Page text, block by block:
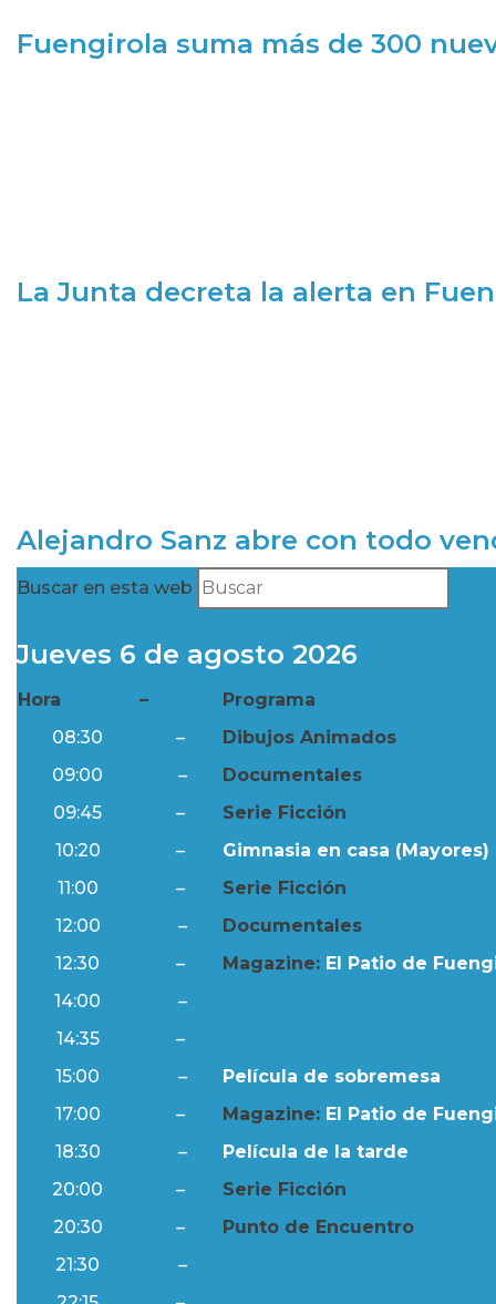
Fuengirola suma más de 300
La Junta decreta la alerta en
Alejandro Sanz abre con todo
Buscar en esta web
Jueves 6 de agosto 2026
Hora –
Programa
08:30
–
Dibujos Animados
09:00
–
Documentales
09:45
–
Serie Ficción
10:20
–
Gimnasia en casa (Mayores)
11:00
–
Serie Ficción
12:00
–
Documentales
12:30
– Magazine: El Patio de
14:00
–
14:35
–
15:00
–
Película de sobremesa
17:00
– Magazine: El Patio de
18:30
–
Película de la tarde
20:00
–
Serie Ficción
20:30
–
Punto de Encuentro
21:30
–